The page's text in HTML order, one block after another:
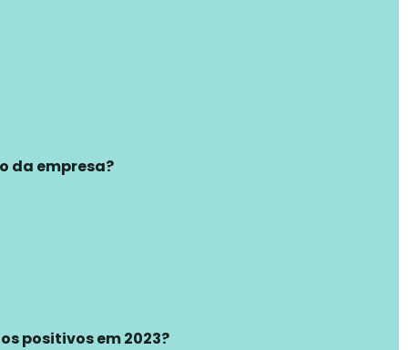
da empresa?
positivos em 2023?